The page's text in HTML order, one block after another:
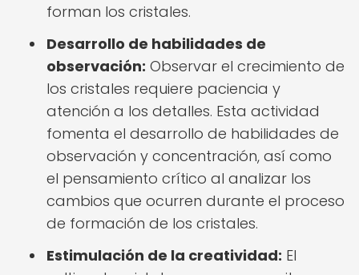
forman los cristales.
Desarrollo de habilidades de
observación: Observar el crecimiento de
los cristales requiere paciencia y
atención a los detalles. Esta actividad
fomenta el desarrollo de habilidades de
observación y concentración, así como
el pensamiento crítico al analizar los
cambios que ocurren durante el proceso
de formación de los cristales.
Estimulación de la creatividad: El